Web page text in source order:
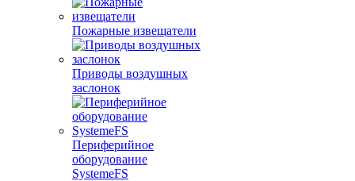
Пожарные извещатели
Приводы воздушных
заслонок
Периферийное
оборудование
SystemeFS